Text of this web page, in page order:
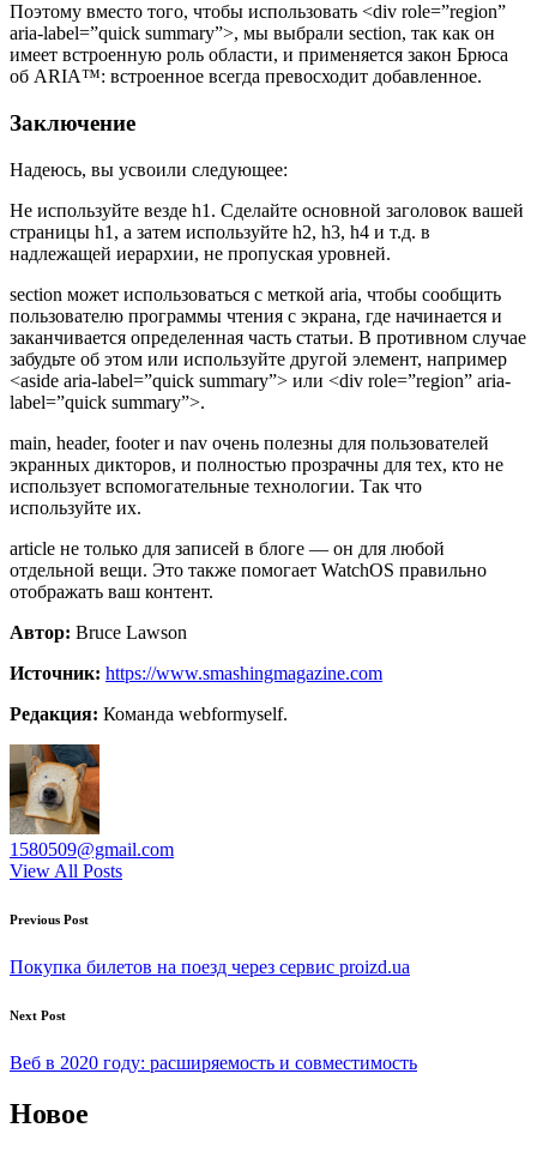
Поэтому вместо того, чтобы использовать <div role=”region”
aria-label=”quick summary”>, мы выбрали section, так как он
имеет встроенную роль области, и применяется закон Брюса
об ARIA™: встроенное всегда превосходит добавленное.
Заключение
Надеюсь, вы усвоили следующее:
Не используйте везде h1. Сделайте основной заголовок вашей
страницы h1, а затем используйте h2, h3, h4 и т.д. в
надлежащей иерархии, не пропуская уровней.
section может использоваться с меткой aria, чтобы сообщить
пользователю программы чтения с экрана, где начинается и
заканчивается определенная часть статьи. В противном случае
забудьте об этом или используйте другой элемент, например
<aside aria-label=”quick summary”> или <div role=”region” aria-
label=”quick summary”>.
main, header, footer и nav очень полезны для пользователей
экранных дикторов, и полностью прозрачны для тех, кто не
использует вспомогательные технологии. Так что
используйте их.
article не только для записей в блоге — он для любой
отдельной вещи. Это также помогает WatchOS правильно
отображать ваш контент.
Автор: Bruce Lawson
Источник: https://www.smashingmagazine.com
Редакция: Команда webformyself.
1580509@gmail.com
View All Posts
Post
navigation
Previous Post
Покупка билетов на поезд через сервис proizd.ua
Next Post
Веб в 2020 году: расширяемость и совместимость
Новое